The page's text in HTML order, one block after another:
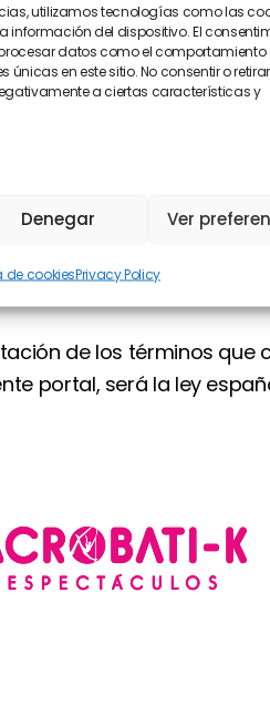
utilizamos tecnologías como las
del dispositivo. El
datos como el comportamiento
en este sitio. No consentir o
a ciertas características y
Denegar Ver
de cookiesPrivacy Policy
publicados en la web.
de los términos
portal, será la ley